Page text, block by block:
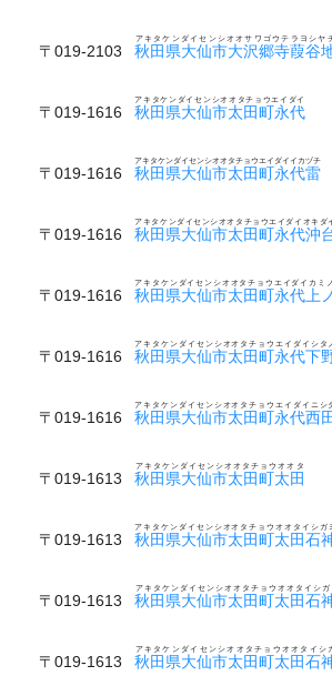
〒019-2103 秋田県大仙市大沢郷寺葭谷
アキタケンダイセンシオオサワゴウテラヨシヤ
〒019-1616 秋田県大仙市太田町永代
アキタケンダイセンシオオタチョウエイダイ
〒019-1616 秋田県大仙市太田町永代雷
アキタケンダイセンシオオタチョウエイダイイカヅチ
〒019-1616 秋田県大仙市太田町永代沖
アキタケンダイセンシオオタチョウエイダイオキダ
〒019-1616 秋田県大仙市太田町永代上
アキタケンダイセンシオオタチョウエイダイカミ
〒019-1616 秋田県大仙市太田町永代下
アキタケンダイセンシオオタチョウエイダイシタ
〒019-1616 秋田県大仙市太田町永代西
アキタケンダイセンシオオタチョウエイダイニシ
〒019-1613 秋田県大仙市太田町太田
アキタケンダイセンシオオタチョウオオタ
〒019-1613 秋田県大仙市太田町太田石
アキタケンダイセンシオオタチョウオオタイシガミ
〒019-1613 秋田県大仙市太田町太田石
アキタケンダイセンシオオタチョウオオタイシガ
〒019-1613 秋田県大仙市太田町太田石
アキタケンダイセンシオオタチョウオオタイシ